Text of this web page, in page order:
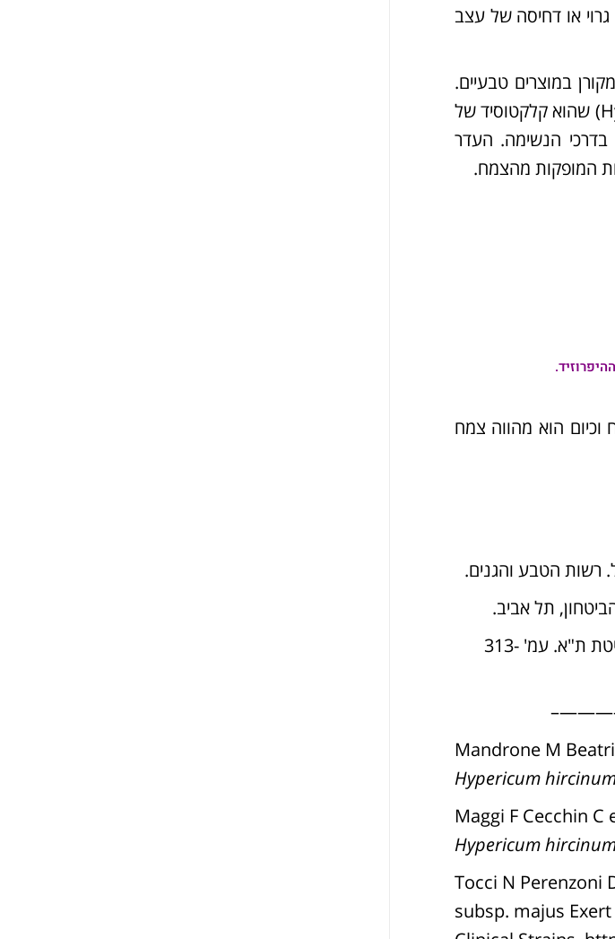
או דחיסה של עצב
במוצרים טבעיים.
, עשיר בחומרים שונים בהם היפרוזיד (Hyperoside) שהוא קלקטוסיד של
בדרכי הנשימה. העדר
המופקות מהצמח.
וכיום הוא מהווה צמח
ויזל י פולק ג כהן י 1978 אקולוגיה של הצומח בא"י. הוצאת המדור לאקולוגיה אוניברסיטת ת"א. עמ' 313-
Mandrone M
Hypericum
Maggi F Cecchin
Hypericum
Tocci N Perenzoni
subsp. majus